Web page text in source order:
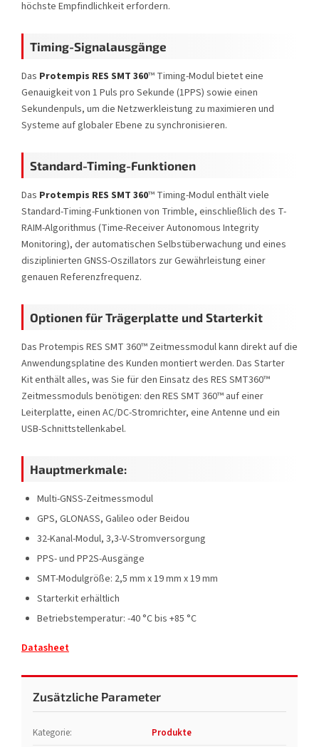
höchste Empfindlichkeit erfordern.
Timing-Signalausgänge
Das Protempis RES SMT 360™ Timing-Modul bietet eine
Genauigkeit von 1 Puls pro Sekunde (1PPS) sowie einen
Sekundenpuls, um die Netzwerkleistung zu maximieren und
Systeme auf globaler Ebene zu synchronisieren.
Standard-Timing-Funktionen
Das Protempis RES SMT 360™ Timing-Modul enthält viele
Standard-Timing-Funktionen von Trimble, einschließlich des T-
RAIM-Algorithmus (Time-Receiver Autonomous Integrity
Monitoring), der automatischen Selbstüberwachung und eines
disziplinierten GNSS-Oszillators zur Gewährleistung einer
genauen Referenzfrequenz.
Optionen für Trägerplatte und Starterkit
Das Protempis RES SMT 360™ Zeitmessmodul kann direkt auf die
Anwendungsplatine des Kunden montiert werden. Das Starter
Kit enthält alles, was Sie für den Einsatz des RES SMT360™
Zeitmessmoduls benötigen: den RES SMT 360™ auf einer
Leiterplatte, einen AC/DC-Stromrichter, eine Antenne und ein
USB-Schnittstellenkabel.
Hauptmerkmale:
Multi-GNSS-Zeitmessmodul
GPS, GLONASS, Galileo oder Beidou
32-Kanal-Modul, 3,3-V-Stromversorgung
PPS- und PP2S-Ausgänge
SMT-Modulgröße: 2,5 mm x 19 mm x 19 mm
Starterkit erhältlich
Betriebstemperatur: -40 °C bis +85 °C
Datasheet
Zusätzliche Parameter
Kategorie:
Produkte